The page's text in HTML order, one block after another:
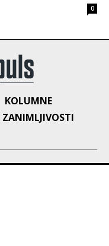
0
KOLUMNE
ZANIMLJIVOSTI